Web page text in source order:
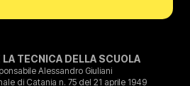
TECNICA DELLA SCUOLA
Alessandro Giuliani
di Catania n. 75 del 21 aprile 1949